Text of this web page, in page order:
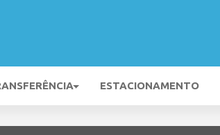
ESTACIONAMENTO